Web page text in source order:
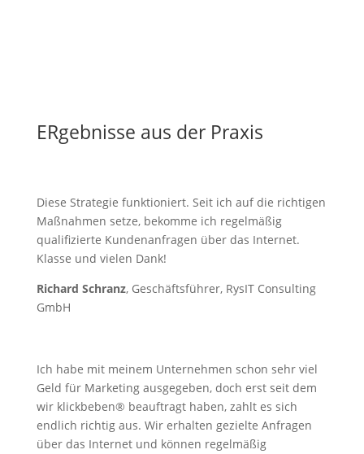
ERgebnisse aus der Praxis
Diese Strategie funktioniert. Seit ich auf die richtigen
Maßnahmen setze, bekomme ich regelmäßig
qualifizierte Kundenanfragen über das Internet.
Klasse und vielen Dank!
Richard Schranz, Geschäftsführer, RysIT Consulting
GmbH
Ich habe mit meinem Unternehmen schon sehr viel
Geld für Marketing ausgegeben, doch erst seit dem
wir klickbeben® beauftragt haben, zahlt es sich
endlich richtig aus. Wir erhalten gezielte Anfragen
über das Internet und können regelmäßig